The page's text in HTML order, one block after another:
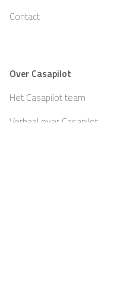
Contact
Over Casapilot
Het Casapilot team
Verhaal over Casapilot